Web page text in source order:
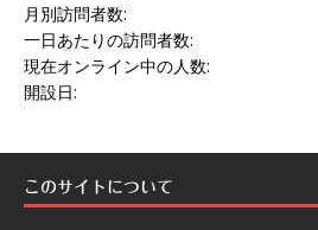
月別訪問者数:
一日あたりの訪問者数:
現在オンライン中の人数:
開設日:
このサイトについて